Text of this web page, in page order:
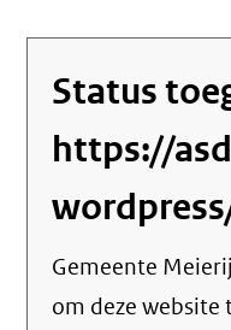
Status
https://
Gemeente
om deze website